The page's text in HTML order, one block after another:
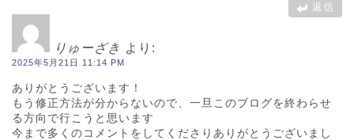
返信
りゅーざき より:
2025年5月21日 11:14 PM
ありがとうございます！
もう修正方法が分からないので、一旦このブログを終わらせ
る方向で行こうと思います
今まで多くのコメントをしてくださりありがとうございまし